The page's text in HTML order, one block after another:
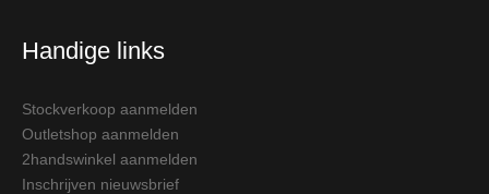
Handige links
Stockverkoop aanmelden
Outletshop aanmelden
2handswinkel aanmelden
Inschrijven nieuwsbrief